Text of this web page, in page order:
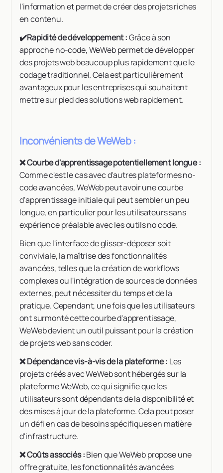
l'information et permet de créer des projets riches
en contenu.
✔️Rapidité de développement :Grâce à son
approche no-code, WeWeb permet de développer
des projets web beaucoup plus rapidement que le
codage traditionnel. Cela est particulièrement
avantageux pour les entreprises qui souhaitent
mettre sur pied des solutions web rapidement.
Inconvénients de WeWeb :
❌ Courbe d'apprentissage potentiellement longue :
Comme c'est le cas avec d'autres plateformes no-
code avancées, WeWeb peut avoir une courbe
d'apprentissage initiale qui peut sembler un peu
longue, en particulier pour les utilisateurs sans
expérience préalable avec les outils no code.
Bien que l'interface de glisser-déposer soit
conviviale, la maîtrise des fonctionnalités
avancées, telles que la création de workflows
complexes ou l'intégration de sources de données
externes, peut nécessiter du temps et de la
pratique. Cependant, une fois que les utilisateurs
ont surmonté cette courbe d'apprentissage,
WeWeb devient un outil puissant pour la création
de projets web sans coder.
❌ Dépendance vis-à-vis de la plateforme : Les
projets créés avec WeWeb sont hébergés sur la
plateforme WeWeb, ce qui signifie que les
utilisateurs sont dépendants de la disponibilité et
des mises à jour de la plateforme. Cela peut poser
un défi en cas de besoins spécifiques en matière
d'infrastructure.
❌ Coûts associés :Bien que WeWeb propose une
offre gratuite, les fonctionnalités avancées